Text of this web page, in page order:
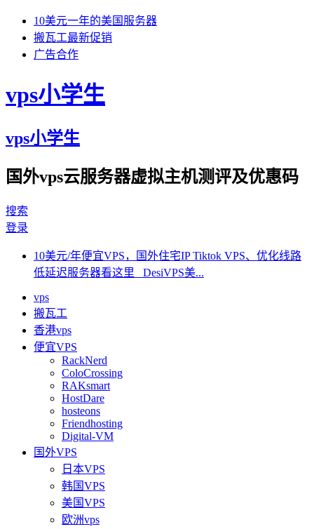
10美元一年的美国服务器
搬瓦工最新促销
广告合作
vps小学生
vps小学生
国外vps云服务器虚拟主机测评及优惠码
搜索
登录
10美元/年便宜VPS，国外住宅IP Tiktok VPS、优化线路
低延迟服务器看这里 DesiVPS美...
vps
搬瓦工
香港vps
便宜VPS
RackNerd
ColoCrossing
RAKsmart
HostDare
hosteons
Friendhosting
Digital-VM
国外VPS
日本VPS
韩国VPS
美国VPS
欧洲vps